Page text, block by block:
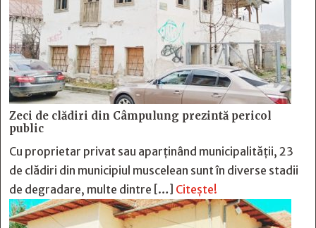
Zeci de clădiri din Câmpulung prezintă pericol
public
Cu proprietar privat sau aparținând municipalității, 23
de clădiri din municipiul muscelean sunt în diverse stadii
de degradare, multe dintre […] Citește!